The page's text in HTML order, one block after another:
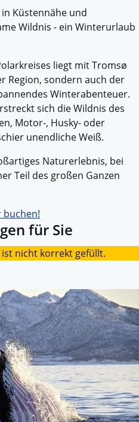
Küstennähe und
Wildnis - ein Winterurlaub
liegt mit Tromsø
Region, sondern auch der
Winterabenteuer.
sich die Wildnis des
Motor-, Husky- oder
unendliche Weiß.
Naturerlebnis, bei
Teil des großen Ganzen
für Sie
ist nicht korrekt gefüllt.